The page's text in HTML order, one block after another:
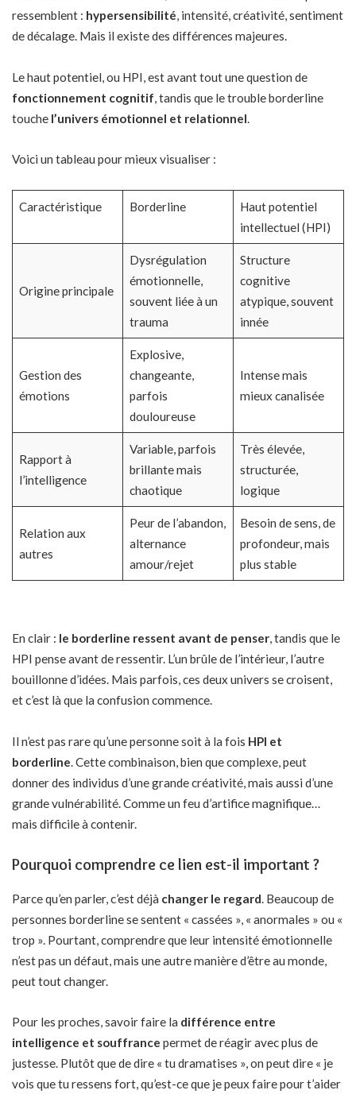
ressemblent : hypersensibilité, intensité, créativité, sentiment
de décalage. Mais il existe des différences majeures.
Le haut potentiel, ou HPI, est avant tout une question de
fonctionnement cognitif, tandis que le trouble borderline
touche l’univers émotionnel et relationnel.
Voici un tableau pour mieux visualiser :
Caractéristique Borderline
Haut potentiel
intellectuel (HPI)
Origine principale
Dysrégulation
émotionnelle,
souvent liée à un
trauma
Structure
cognitive
atypique, souvent
innée
Gestion des
émotions
Explosive,
changeante,
parfois
douloureuse
Intense mais
mieux canalisée
Rapport à
l’intelligence
Variable, parfois
brillante mais
chaotique
Très élevée,
structurée,
logique
Relation aux
autres
Peur de l’abandon,
alternance
amour/rejet
Besoin de sens, de
profondeur, mais
plus stable
En clair : le borderline ressent avant de penser, tandis que le
HPI pense avant de ressentir. L’un brûle de l’intérieur, l’autre
bouillonne d’idées. Mais parfois, ces deux univers se croisent,
et c’est là que la confusion commence.
Il n’est pas rare qu’une personne soit à la fois HPI et
borderline. Cette combinaison, bien que complexe, peut
donner des individus d’une grande créativité, mais aussi d’une
grande vulnérabilité. Comme un feu d’artifice magnifique…
mais difficile à contenir.
Pourquoi comprendre ce lien est-il important ?
Parce qu’en parler, c’est déjà changer le regard. Beaucoup de
personnes borderline se sentent « cassées », « anormales » ou «
trop ». Pourtant, comprendre que leur intensité émotionnelle
n’est pas un défaut, mais une autre manière d’être au monde,
peut tout changer.
Pour les proches, savoir faire la différence entre
intelligence et souffrance permet de réagir avec plus de
justesse. Plutôt que de dire « tu dramatises », on peut dire « je
vois que tu ressens fort, qu’est-ce que je peux faire pour t’aider